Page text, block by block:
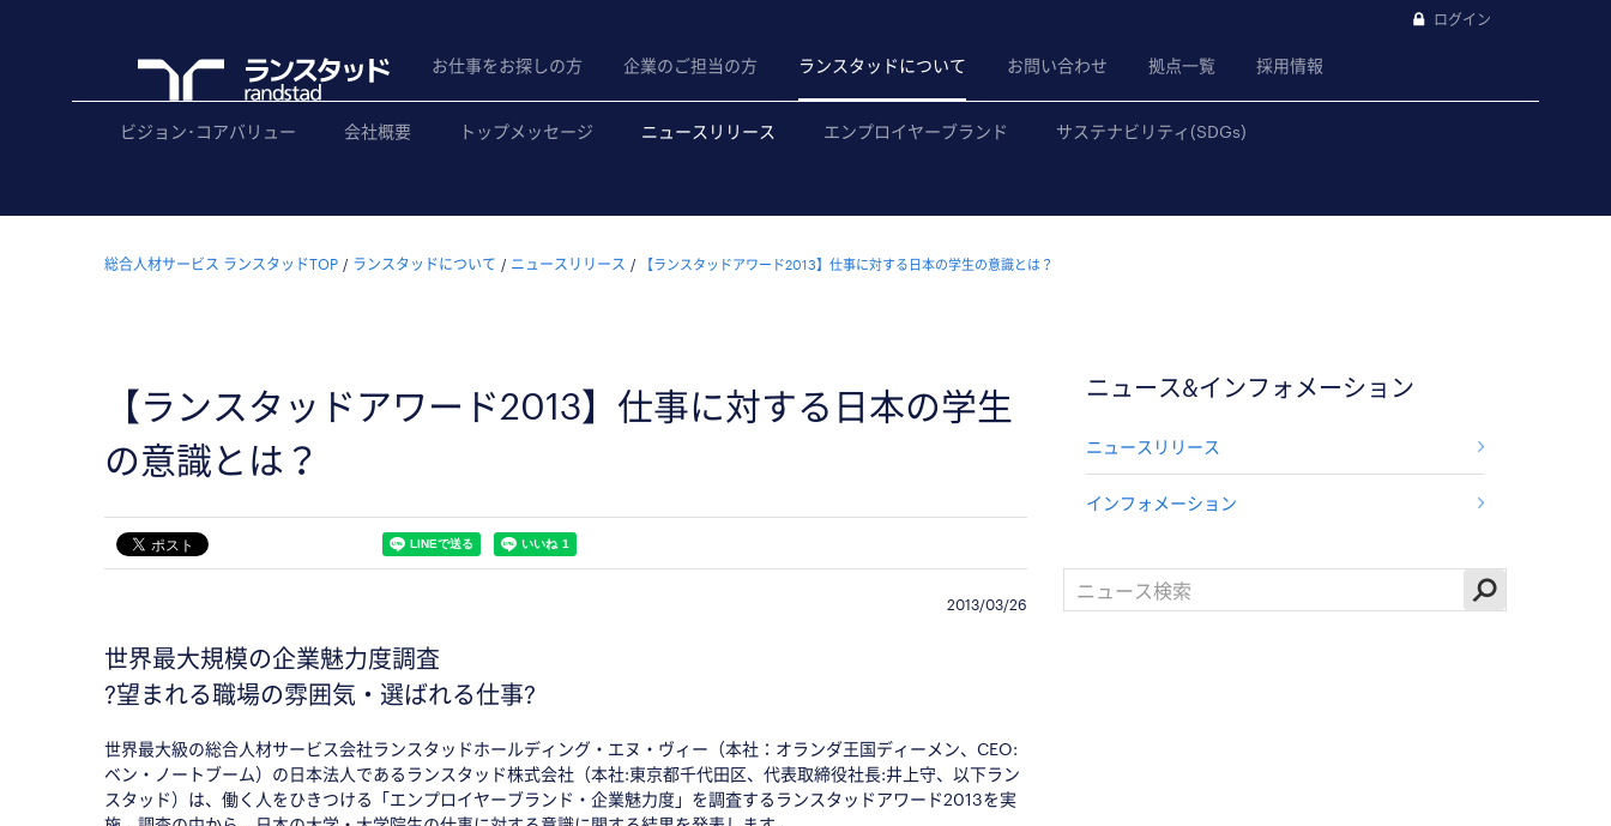
ログイン
お仕事をお探しの方 企業のご担当の方 ランスタッドについて お問い合わせ 拠点一覧 採用情報
ビジョン･コアバリュー 会社概要 トップメッセージ ニュースリリース エンプロイヤーブランド サステナビリティ(SDGs)
総合人材サービス ランスタッドTOP ランスタッドについて ニュースリリース 【ランスタッドアワード2013】仕事に対する日本の学生の意識とは？
【ランスタッドアワード2013】仕事に対する日本の学生
の意識とは？
2013/03/26
世界最大規模の企業魅力度調査
?望まれる職場の雰囲気・選ばれる仕事?
世界最大級の総合人材サービス会社ランスタッドホールディング・エヌ・ヴィー（本社：オランダ王国ディーメン、CEO:
ベン・ノートブーム）の日本法人であるランスタッド株式会社（本社:東京都千代田区、代表取締役社長:井上守、以下ラン
スタッド）は、働く人をひきつける「エンプロイヤーブランド・企業魅力度」を調査するランスタッドアワード2013を実
ニュース&インフォメーション
ニュースリリース
インフォメーション